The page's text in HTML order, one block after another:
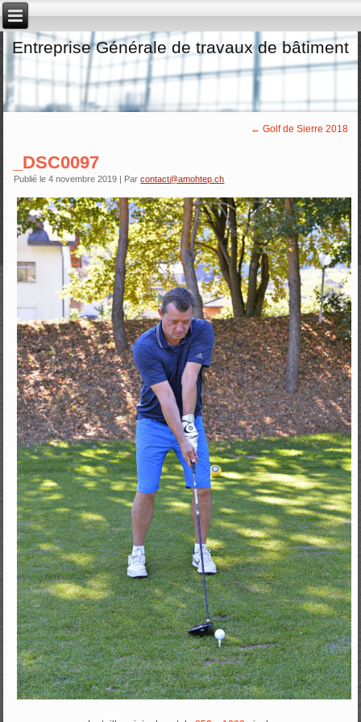
Entreprise Générale de travaux de bâtiment
← Golf de Sierre 2018
_DSC0097
Publié le 4 novembre 2019 | Par contact@amohtep.ch